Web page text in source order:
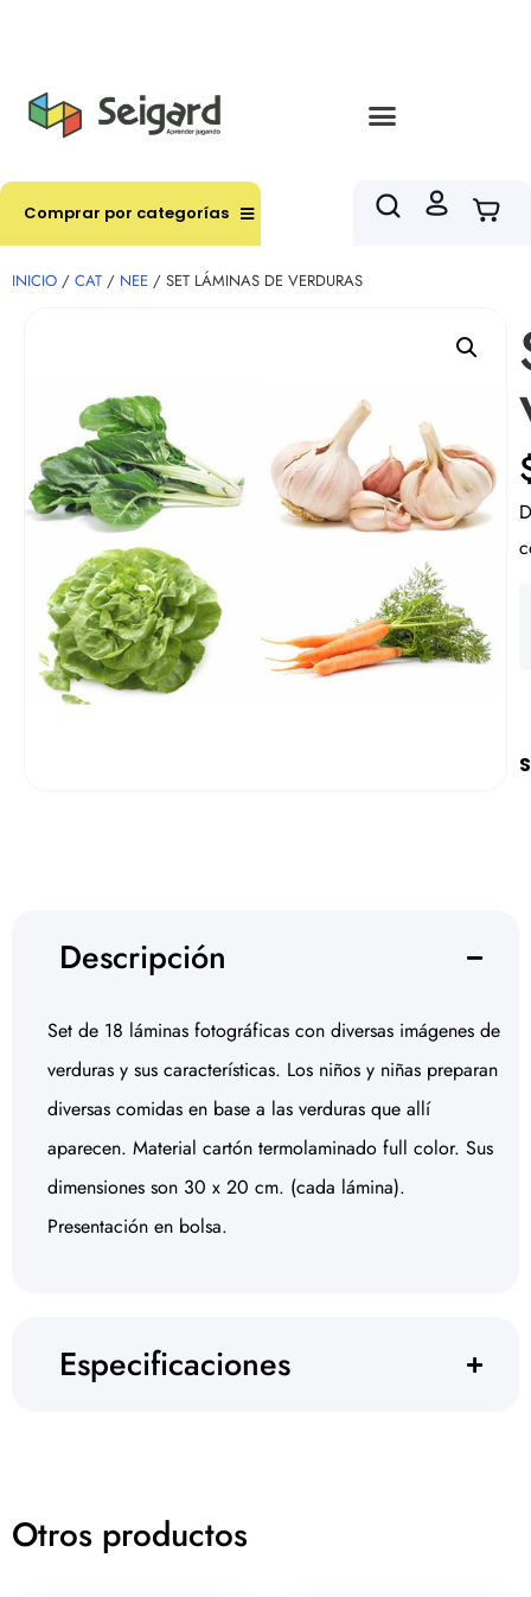
Comprar por categorías
INICIO / CAT / NEE / SET LÁMINAS DE VERDURAS
Descripción
Set de 18 láminas fotográficas con diversas imágenes de
verduras y sus características. Los niños y niñas preparan
diversas comidas en base a las verduras que allí
aparecen. Material cartón termolaminado full color. Sus
dimensiones son 30 x 20 cm. (cada lámina).
Presentación en bolsa.
Especificaciones
Otros productos